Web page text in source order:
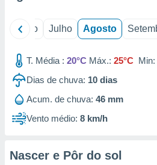
1199
Junho Julho Agosto
T. Média : 20°C Máx.: 25°C Min:
Dias de chuva: 10 dias
Acum. de chuva: 46 mm
Vento médio: 8 km/h
Nascer e Pôr do sol